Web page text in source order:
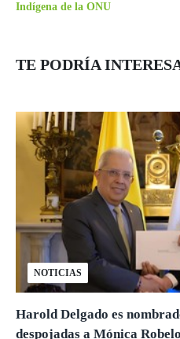
Indígena de la ONU
TE PODRÍA
NOTICIAS
Harold Delgado es
despojadas a Mónica Robelo